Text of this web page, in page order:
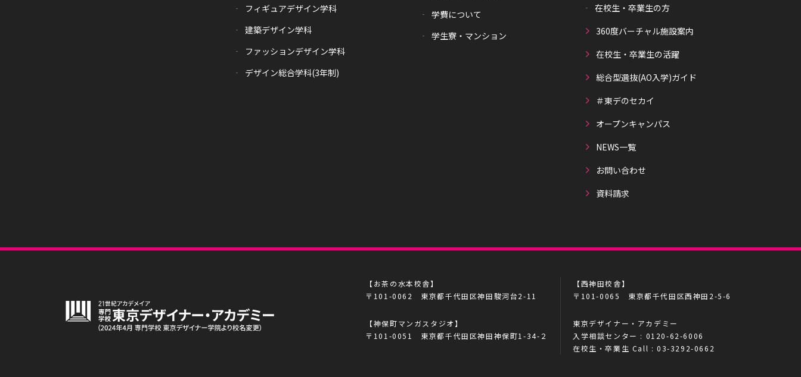
フィギュアデザイン学科
建築デザイン学科
ファッションデザイン学科
デザイン総合学科(3年制)
学費について
学生寮・マンション
在校生・卒業生の方
360度バーチャル施設案内
在校生・卒業生の活躍
総合型選抜(AO入学)ガイド
＃東デのセカイ
オープンキャンパス
NEWS一覧
お問い合わせ
資料請求
【お茶の水本校舎】
〒101-0062 東京都千代田区神田駿河台2-11
【神保町マンガスタジオ】
〒101-0051 東京都千代田区神田神保町1-34-２
【西神田校舎】
〒101-0065 東京都千代田区西神田2-5-6
東京デザイナー・アカデミー
入学相談センター : 0120-62-6006
在校生・卒業生 Call : 03-3292-0662